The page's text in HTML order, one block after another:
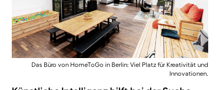
Das Büro von HomeToGo in Berlin: Viel Platz für Kreativität und
Innovationen.